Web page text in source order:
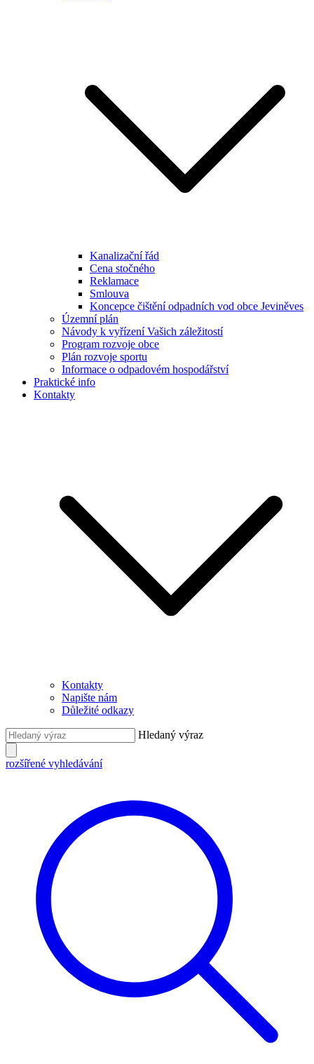
Kanalizační řád
Cena stočného
Reklamace
Smlouva
Koncepce čištění odpadních vod obce Jeviněves
Územní plán
Návody k vyřízení Vašich záležitostí
Program rozvoje obce
Plán rozvoje sportu
Informace o odpadovém hospodářství
Praktické info
Kontakty
Kontakty
Napište nám
Důležité odkazy
Hledaný výraz
rozšířené vyhledávání